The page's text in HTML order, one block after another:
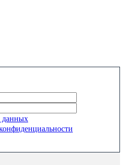
данных